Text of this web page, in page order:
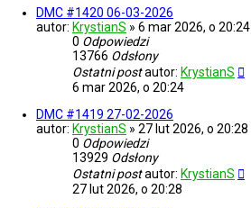
DMC #1420 06-03-2026
autor: KrystianS » 6 mar 2026, o 20:24
0 Odpowiedzi
13766 Odsłony
Ostatni postautor: KrystianS
6 mar 2026, o 20:24
DMC #1419 27-02-2026
autor: KrystianS » 27 lut 2026, o 20:28
0 Odpowiedzi
13929 Odsłony
Ostatni postautor: KrystianS
27 lut 2026, o 20:28